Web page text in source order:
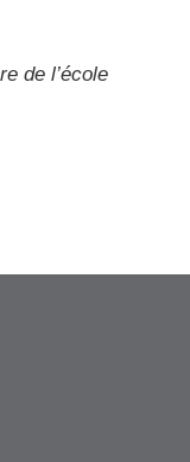
de l’école